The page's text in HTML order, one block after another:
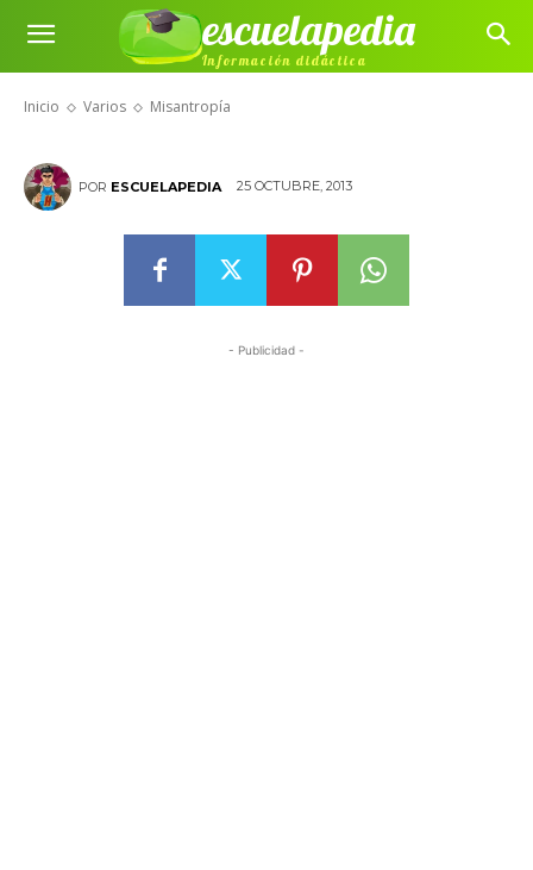
escuelapedia
Información didáctica
Inicio Varios Misantropía
Misantropía
POR ESCUELAPEDIA 25 OCTUBRE, 2013
- Publicidad -